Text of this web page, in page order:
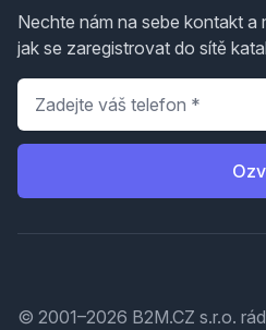
Nechte nám na sebe kontakt
jak se zaregistrovat do sítě
Telefon
© 2001–2026 B2M.CZ s.r.o.